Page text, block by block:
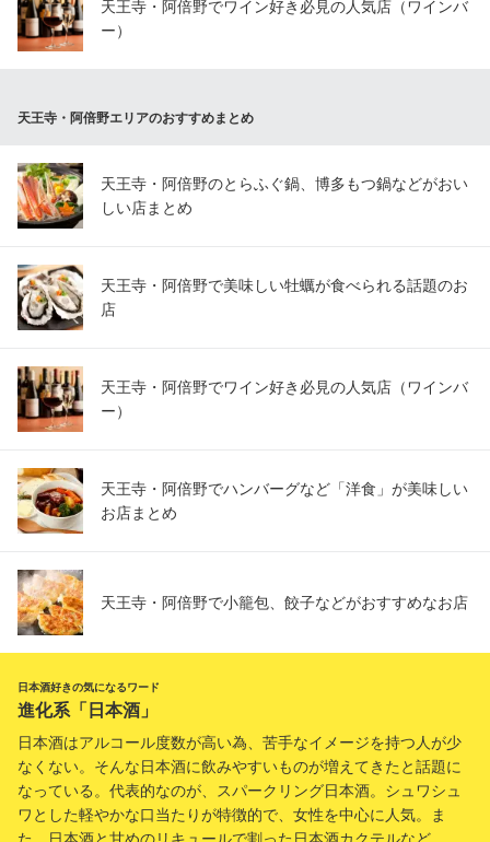
天王寺・阿倍野でワイン好き必見の人気店（ワインバ
ー）
天王寺・阿倍野エリアのおすすめまとめ
天王寺・阿倍野のとらふぐ鍋、博多もつ鍋などがおい
しい店まとめ
天王寺・阿倍野で美味しい牡蠣が食べられる話題のお
店
天王寺・阿倍野でワイン好き必見の人気店（ワインバ
ー）
天王寺・阿倍野でハンバーグなど「洋食」が美味しい
お店まとめ
天王寺・阿倍野で小籠包、餃子などがおすすめなお店
日本酒好きの気になるワード
進化系「日本酒」
日本酒はアルコール度数が高い為、苦手なイメージを持つ人が少
なくない。そんな日本酒に飲みやすいものが増えてきたと話題に
なっている。代表的なのが、スパークリング日本酒。シュワシュ
ワとした軽やかな口当たりが特徴的で、女性を中心に人気。ま